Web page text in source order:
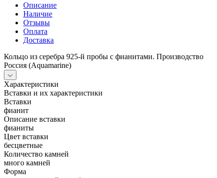
Описание
Наличие
Отзывы
Оплата
Доставка
Кольцо из серебра 925-й пробы с фианитами. Производство
Россия (Aquamarine)
Характеристики
Вставки и их характеристики
Вставки
фианит
Описание вставки
фианиты
Цвет вставки
бесцветные
Количество камней
много камней
Форма